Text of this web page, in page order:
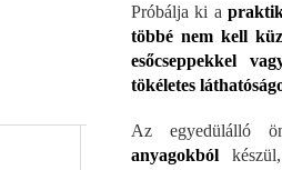
Próbálja ki a
többé nem kell
esőcseppekkel
tökéletes
Az egyedülálló
anyagokból